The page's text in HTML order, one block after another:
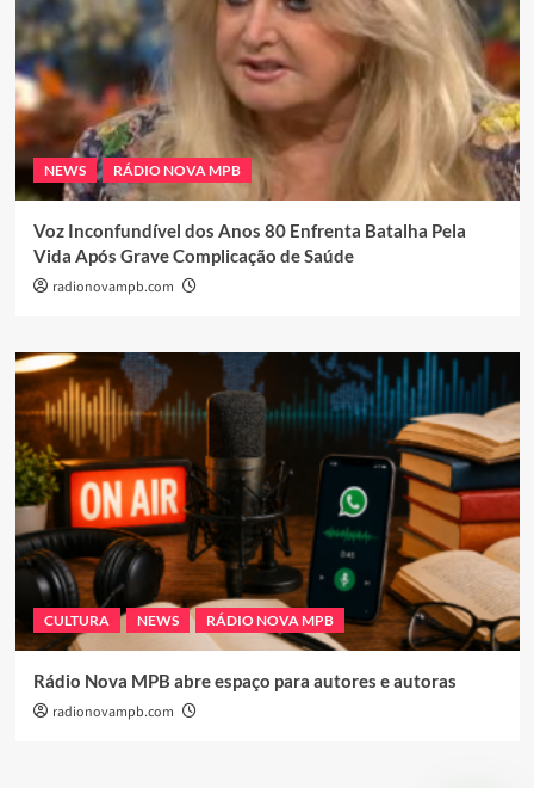
NEWS RÁDIO NOVA MPB
Voz Inconfundível dos Anos 80 Enfrenta Batalha Pela
Vida Após Grave Complicação de Saúde
radionovampb.com
CULTURA NEWS RÁDIO NOVA MPB
Rádio Nova MPB abre espaço para autores e autoras
radionovampb.com